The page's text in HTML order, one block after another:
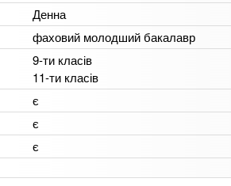
Денна
фаховий молодший бакалавр
9-ти класів
11-ти класів
є
є
є